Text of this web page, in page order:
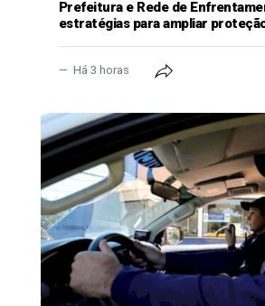
Prefeitura e Rede de
estratégias para ampliar
Há 3 horas